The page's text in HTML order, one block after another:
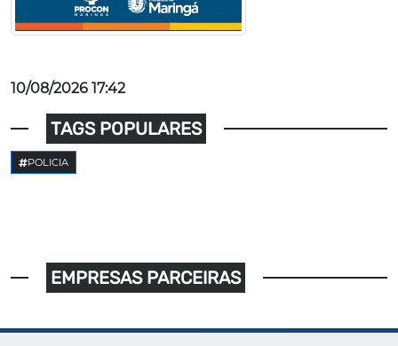
10/08/2026 17:42
TAGS POPULARES
POLICIA
EMPRESAS PARCEIRAS